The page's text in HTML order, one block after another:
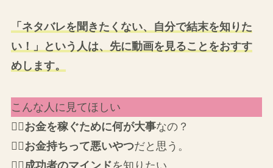
「ネタバレを聞きたくない、自分で結末を知りた
い！」という人は、先に動画を見ることをおすす
めします。
こんな人に見てほしい
😵‍💫お金を稼ぐために何が大事なの？
😵‍💫お金持ちって悪いやつだと思う。
😵‍💫成功者のマインドを知りたい